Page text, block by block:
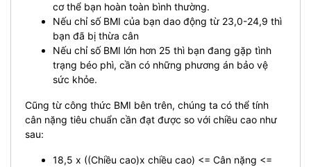
cơ thể bạn hoàn toàn bình thường.
Nếu chỉ số BMI của bạn dao động từ 23,0-24,9 thì
bạn đã bị thừa cân
Nếu chỉ số BMI lớn hơn 25 thì bạn đang gặp tình
trạng béo phì, cần có những phương án bảo vệ
sức khỏe.
Cũng từ công thức BMI bên trên, chúng ta có thể tính
cân nặng tiêu chuẩn cần đạt được so với chiều cao như
sau:
18,5 x ((Chiều cao)x chiều cao) <= Cân nặng <=